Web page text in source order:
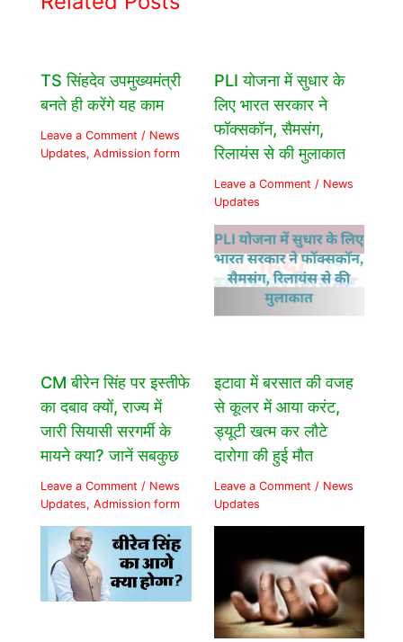
TS सिंहदेव उपमुख्यमंत्री
बनते ही करेंगे यह काम
Leave a Comment / News
Updates,Admission form
PLI योजना में सुधार के
लिए भारत सरकार ने
फॉक्सकॉन, सैमसंग,
रिलायंस से की मुलाकात
Leave a Comment / News
Updates
CM बीरेन सिंह पर इस्तीफे
का दबाव क्यों, राज्य में
जारी सियासी सरगर्मी के
मायने क्या? जानें सबकुछ
Leave a Comment / News
Updates,Admission form
इटावा में बरसात की वजह
से कूलर में आया करंट,
ड्यूटी खत्म कर लौटे
दारोगा की हुई मौत
Leave a Comment / News
Updates